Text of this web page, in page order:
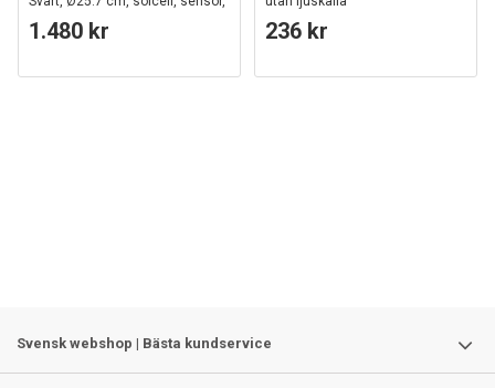
IP65
1.480 kr 236 kr
Svensk webshop | Bästa kundservice